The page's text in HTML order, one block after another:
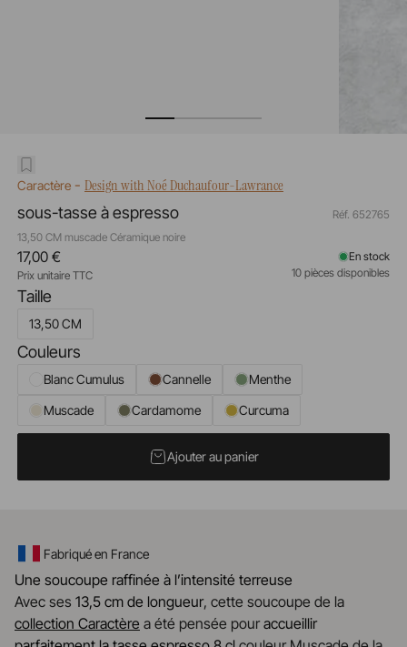
Caractère- Design with Noé Duchaufour-Lawrance
sous-tasse à espresso
13,50 CM muscade Céramique noire
Réf. 652765
Taille
13,50 CM
Couleurs
Blanc Cumulus Cannelle
Menthe
Muscade
Cardamome Curcuma
17,00 €
Prix unitaire TTC
En stock
10 pièces disponibles
Ajouter au panier
Fabriqué en France
Une soucoupe raffinée à l’intensité terreuse
Avec ses 13,5 cm de longueur, cette soucoupe de la
collection Caractère a été pensée pouraccueillir